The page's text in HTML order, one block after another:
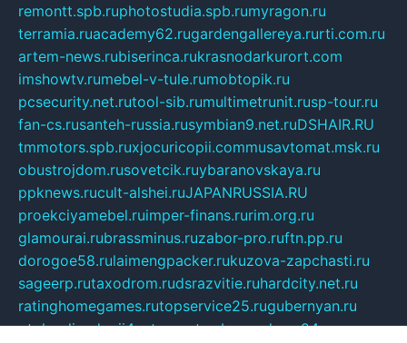
remontt.spb.ruphotostudia.spb.rumyragon.ru
terramia.ruacademy62.rugardengallereya.rurti.com.ru
artem-news.rubiserinca.rukrasnodarkurort.com
imshowtv.rumebel-v-tule.rumobtopik.ru
pcsecurity.net.rutool-sib.rumultimetrunit.rusp-tour.ru
fan-cs.rusanteh-russia.rusymbian9.net.ruDSHAIR.RU
tmmotors.spb.ruxjocuricopii.commusavtomat.msk.ru
obustrojdom.rusovetcik.ruybaranovskaya.ru
ppknews.rucult-alshei.ruJAPANRUSSIA.RU
proekciyamebel.ruimper-finans.rurim.org.ru
glamourai.rubrassminus.ruzabor-pro.ruftn.pp.ru
dorogoe58.rulaimengpacker.rukuzova-zapchasti.ru
sageerp.rutaxodrom.rudsrazvitie.ruhardcity.net.ru
ratinghomegames.rutopservice25.rugubernyan.ru
gtglasslined.ruii4.rutssport.spb.ruandorra24.com